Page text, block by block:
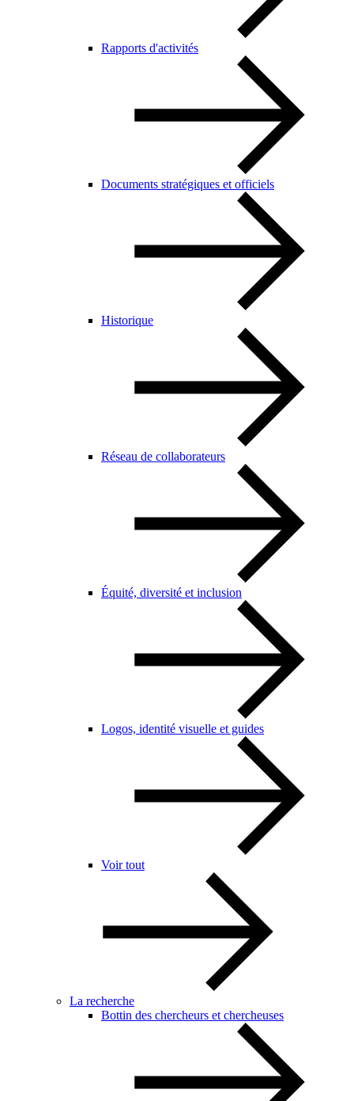
Rapports d'activités
Documents stratégiques et officiels
Historique
Réseau de collaborateurs
Équité, diversité et inclusion
Logos, identité visuelle et guides
Voir tout
La recherche
Bottin des chercheurs et chercheuses